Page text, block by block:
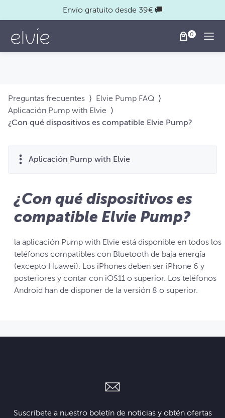
Envío gratuito desde 39€ 🚚
Preguntas frecuentes ⟩ Elvie Pump FAQ ⟩
Aplicación Pump with Elvie ⟩
¿Con qué dispositivos es compatible Elvie Pump?
Aplicación Pump with Elvie
¿Con qué dispositivos es
compatible Elvie Pump?
la aplicación Pump with Elvie está disponible en todos los
teléfonos compatibles con Bluetooth de baja energía
(excepto Huawei). Los iPhones deben ser iPhone 6 y
posteriores y contar con iOS11 o superior. Los teléfonos
Android han de disponer de la versión 8 o superior.
Suscríbete a nuestro boletín de noticias y obtén ofertas